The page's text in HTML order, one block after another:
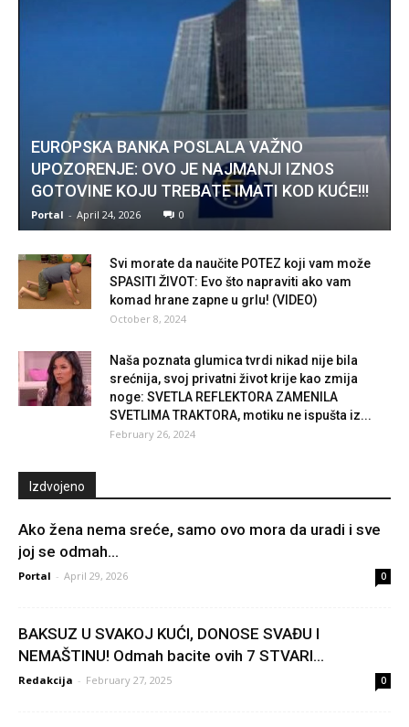
EUROPSKA BANKA POSLALA VAŽNO
UPOZORENJE: OVO JE NAJMANJI IZNOS
GOTOVINE KOJU TREBATE IMATI KOD KUĆE!!!
Portal - April 24, 2026 0
Svi morate da naučite POTEZ koji vam može
SPASITI ŽIVOT: Evo što napraviti ako vam
komad hrane zapne u grlu! (VIDEO)
October 8, 2024
Naša poznata glumica tvrdi nikad nije bila
srećnija, svoj privatni život krije kao zmija
noge: SVETLA REFLEKTORA ZAMENILA
SVETLIMA TRAKTORA, motiku ne ispušta iz...
February 26, 2024
Izdvojeno
Ako žena nema sreće, samo ovo mora da uradi i sve
joj se odmah...
Portal - April 29, 2026 0
BAKSUZ U SVAKOJ KUĆI, DONOSE SVAĐU I
NEMAŠTINU! Odmah bacite ovih 7 STVARI…
Redakcija - February 27, 2025 0